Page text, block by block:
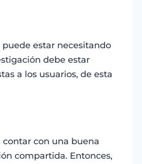
estar necesitando
debe estar
a los usuarios, de esta
contar con una buena
compartida. Entonces,